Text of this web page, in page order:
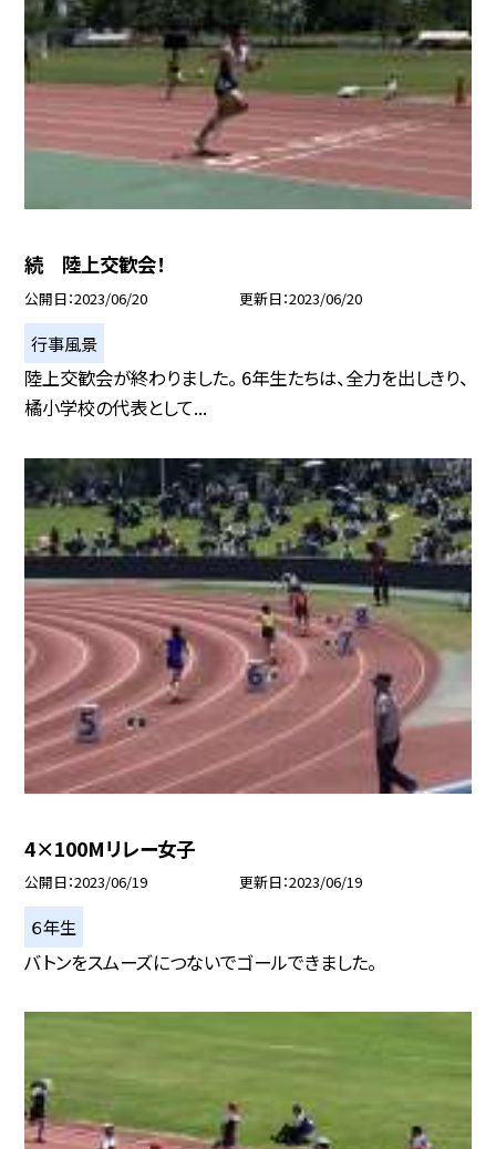
続 陸上交歓会！
公開日 2023/06/20 更新日 2023/06/20
行事風景
陸上交歓会が終わりました。 6年生たちは、全力を出しきり、
橘小学校の代表として...
4×100Mリレー女子
公開日 2023/06/19 更新日 2023/06/19
６年生
バトンをスムーズにつないでゴールできました。